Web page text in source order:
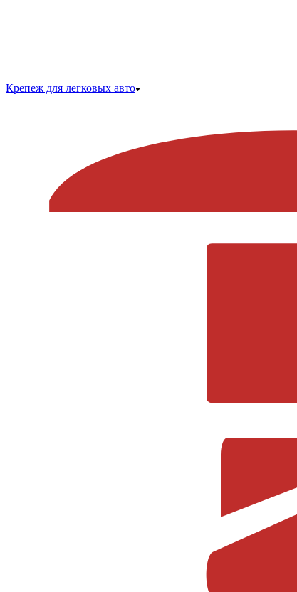
Крепеж для легковых авто